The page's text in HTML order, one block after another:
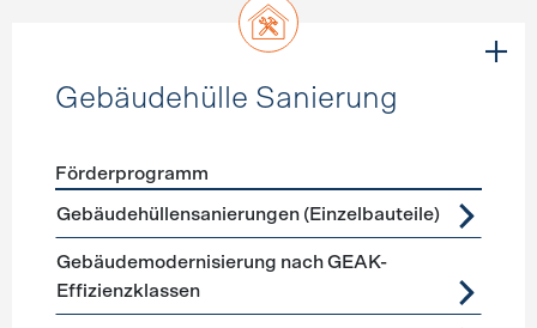
Gebäudehülle Sanierung
Förderprogramme Gebäudehülle Sanierung
Förderprogramm
Gebäudehüllensanierungen (Einzelbauteile)
Gebäudemodernisierung nach GEAK-
Effizienzklassen